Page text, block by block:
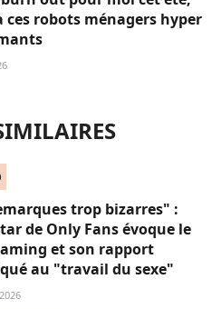
ces robots ménagers hyper
trop bizarres" :
de Only Fans évoque le
et son rapport
au "travail du sexe"